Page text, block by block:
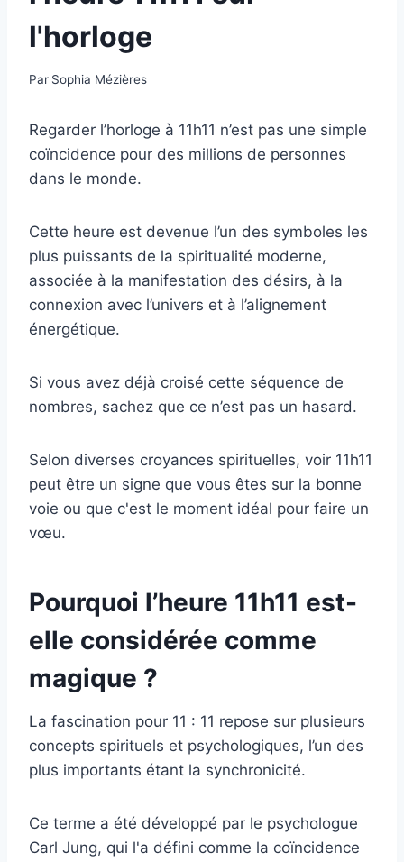
l'horloge
Par Sophia Mézières
Regarder l’horloge à 11h11 n’est pas une simple
coïncidence pour des millions de personnes
dans le monde.
Cette heure est devenue l’un des symboles les
plus puissants de la spiritualité moderne,
associée à la manifestation des désirs, à la
connexion avec l’univers et à l’alignement
énergétique.
Si vous avez déjà croisé cette séquence de
nombres, sachez que ce n’est pas un hasard.
Selon diverses croyances spirituelles, voir 11h11
peut être un signe que vous êtes sur la bonne
voie ou que c'est le moment idéal pour faire un
vœu.
Pourquoi l’heure 11h11 est-
elle considérée comme
magique ?
La fascination pour 11 : 11 repose sur plusieurs
concepts spirituels et psychologiques, l’un des
plus importants étant la synchronicité.
Ce terme a été développé par le psychologue
Carl Jung, qui l'a défini comme la coïncidence